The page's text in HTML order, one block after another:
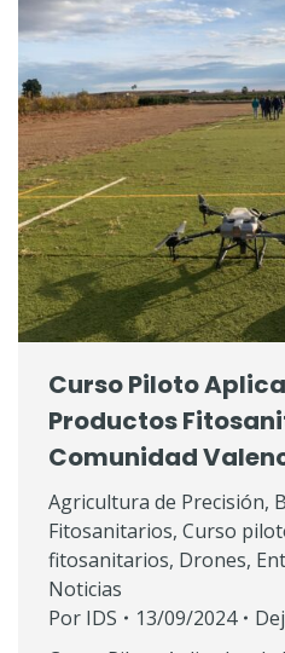
Curso Piloto
Productos
Comunidad
Agricultura de Precisión,
Fitosanitarios, Curso
fitosanitarios, Drones,
Noticias
Por IDS 13/09/2024